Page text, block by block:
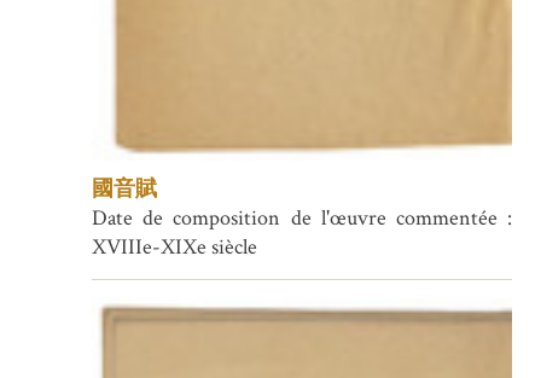
國音賦
Date de composition de l'œuvre commentée :
XVIIIe-XIXe siècle